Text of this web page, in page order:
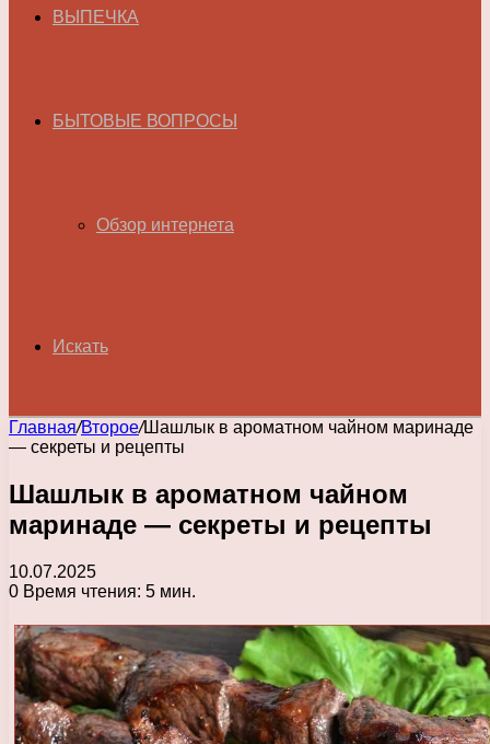
ВЫПЕЧКА
БЫТОВЫЕ ВОПРОСЫ
Обзор интернета
Искать
Главная/Второе/Шашлык в ароматном чайном маринаде
— секреты и рецепты
Шашлык в ароматном чайном
маринаде — секреты и рецепты
10.07.2025
0 Время чтения: 5 мин.